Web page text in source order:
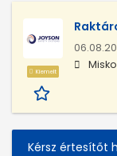
Kiemelt
Kérsz értesítőt